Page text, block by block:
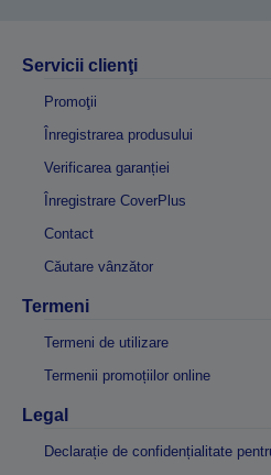
Servicii clienţi
Promoţii
Înregistrarea produsului
Verificarea garanției
Înregistrare CoverPlus
Contact
Căutare vânzător
Termeni
Termeni de utilizare
Termenii promoțiilor online
Legal
Declarație de confidențialitate